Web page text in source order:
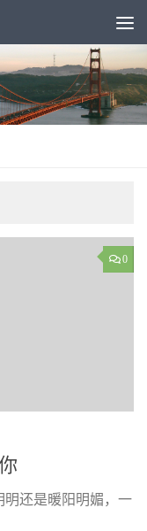
0
明还是暖阳明媚，一